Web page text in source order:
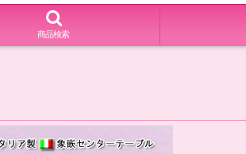
商品検索